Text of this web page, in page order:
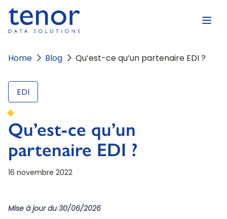
Home Blog Qu’est-ce qu’un partenaire EDI ?
EDI
Qu’est-ce qu’un
partenaire EDI ?
16 novembre 2022
Mise à jour du 30/06/2026